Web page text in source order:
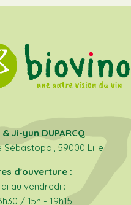
Ji-yun DUPARCQ
Sébastopol, 59000 Lille
d'ouverture :
au vendredi :
/ 15h - 19h15